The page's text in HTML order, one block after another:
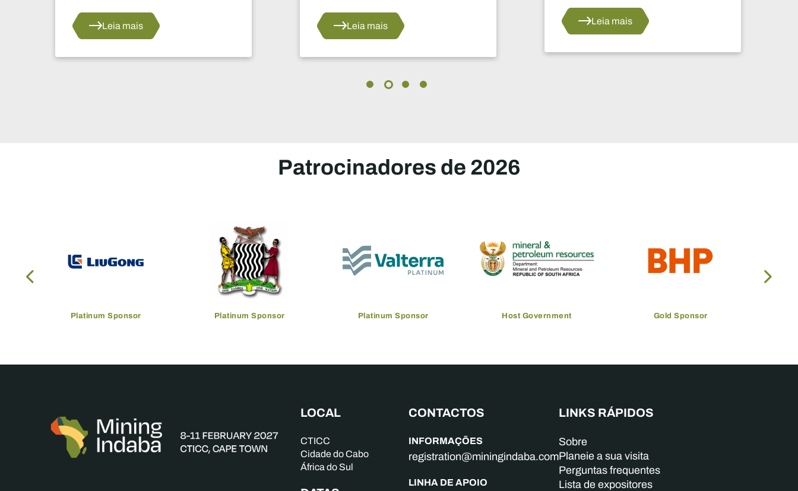
Leia mais Leia mais
aplicações no setor mineiro
africano.Leia mais
Patrocinadores de 2026
Platinum Sponsor Platinum Sponsor Platinum Sponsor Host Government Gold Sponsor
LOCAL
CTICC
Cidade do Cabo
África do Sul
CONTACTOS
INFORMAÇÕES
registration@miningindaba.com
LINHA DE APOIO
LINKS RÁPIDOS
Sobre
Planeie a sua visita
Perguntas frequentes
Lista de expositores